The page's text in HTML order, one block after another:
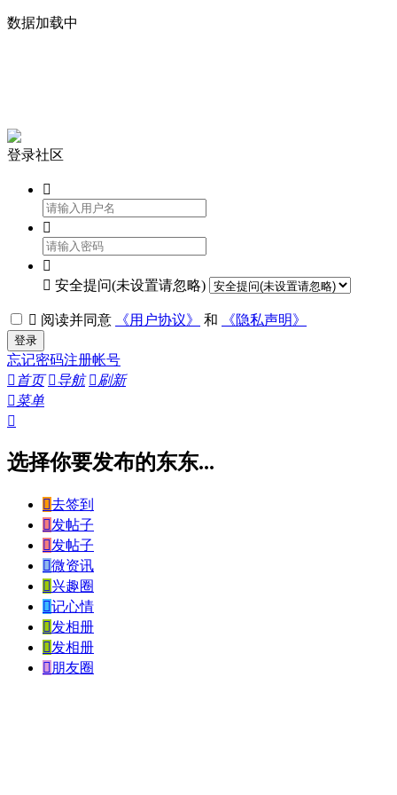
数据加载中
登录社区



 安全提问(未设置请忽略)
 阅读并同意 《用户协议》 和 《隐私声明》
登录
忘记密码注册帐号
 首页 导航 刷新
菜单

选择你要发布的东东...
去签到
发帖子
发帖子
微资讯
兴趣圈
记心情
发相册
发相册
 朋友圈